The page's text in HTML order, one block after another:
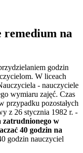
remedium na
godzin
W liceach
- nauczyciele
wymiaru zajęć. Czas
przypadku pozostałych
z 26 stycznia 1982 r. -
zatrudnionego w
40 godzin na
godzin nauczyciel